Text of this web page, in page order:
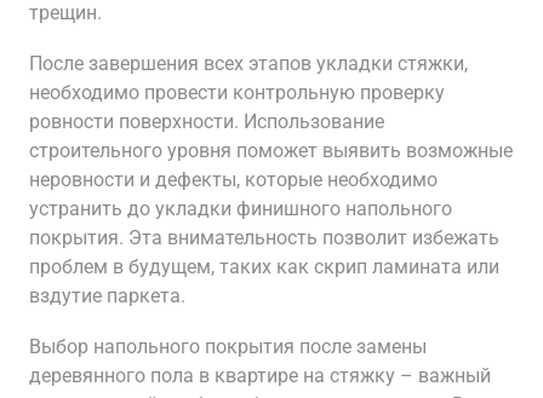
трещин.
После завершения всех этапов укладки стяжки,
необходимо провести контрольную проверку
ровности поверхности. Использование
строительного уровня поможет выявить возможные
неровности и дефекты, которые необходимо
устранить до укладки финишного напольного
покрытия. Эта внимательность позволит избежать
проблем в будущем, таких как скрип ламината или
вздутие паркета.
Выбор напольного покрытия после замены
деревянного пола в квартире на стяжку – важный